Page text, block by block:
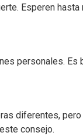
Esperen
personales. Es
diferentes,
consejo.